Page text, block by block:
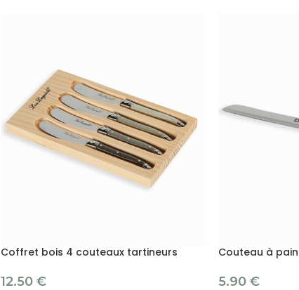
Coffret bois 4 couteaux tartineurs
12.50 €
Couteau à
5.90 €